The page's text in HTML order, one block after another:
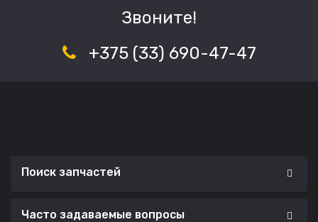
Звоните!
+375 (33) 690-47-47
Поиск запчастей
Часто задаваемые вопросы